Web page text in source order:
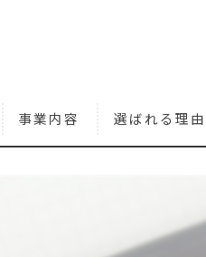
事業内容 選ばれる理由